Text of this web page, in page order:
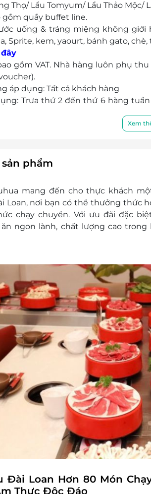
Thọ/ Lẩu Tomyum/ Lẩu Thảo Mộc/
gồm quầy buffet line.
uống & tráng miệng không
Sprite, kem, yaourt, bánh gato, chè,
gồm VAT. Nhà hàng luôn phụ
áp dụng: Tất cả khách hàng
Trưa thứ 2 đến thứ 6 hàng
hạn số lượng voucher/ hóa đơn.
có)
1m: Miễn phí.
1m - dưới 1m3 đi kèm người lớn:
nhà hàng.
1m3 trở lên: Tính như vé người lớn.
vui lòng đặt chỗ trước khi đến để
291B Lê Văn Sỹ, Phường Tân Sơn
hàng được mua nhiều E-
E-Coupon không có giá trị quy
áp dụng đồng thời với chương trình
Xem
phẩm
mang đến cho thực khách
Loan, nơi bạn có thể thưởng thức
chạy chuyền. Với ưu đãi đặc
ngon lành, chất lượng cao
Đài Loan Hơn 80 Món
Thực Độc Đáo